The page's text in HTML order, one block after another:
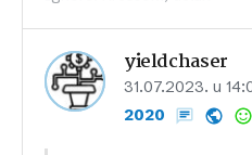
yieldchaser
31.07.2023. u
2020